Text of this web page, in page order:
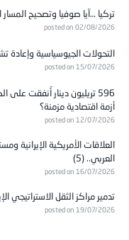
تركيا …آيا صوفيا وتصحيح المسار
posted on 02/08/2026
التحولات الجيوسياسية وإعادة
posted on 15/07/2026
596 تريليون دينار أُنفقت
أزمة اقتصادية مزمنة؟
posted on 12/07/2026
العلاقات الأمريكية الإيرانية
العربي.. (5)
posted on 16/07/2026
تدمير مراكز الثقل الاستراتيجي
posted on 19/07/2026